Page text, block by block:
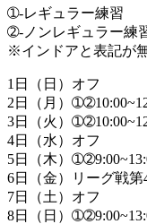
➀-レギュラー練習
➁-ノンレギュラー練
※インドアと表記が
1日（日）オフ
2日（月）
3日（火）
4日（水）オフ
5日（木）
6日（金）リーグ戦第
7日（土）オフ
8日（日）